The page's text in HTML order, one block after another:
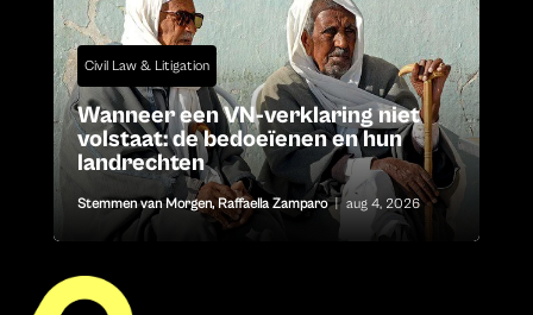
Civil Law & Litigation
Wanneer een VN-verklaring niet
volstaat: de bedoeïenen en hun
landrechten
Stemmen van Morgen,Raffaella Zamparo | aug 4, 2026